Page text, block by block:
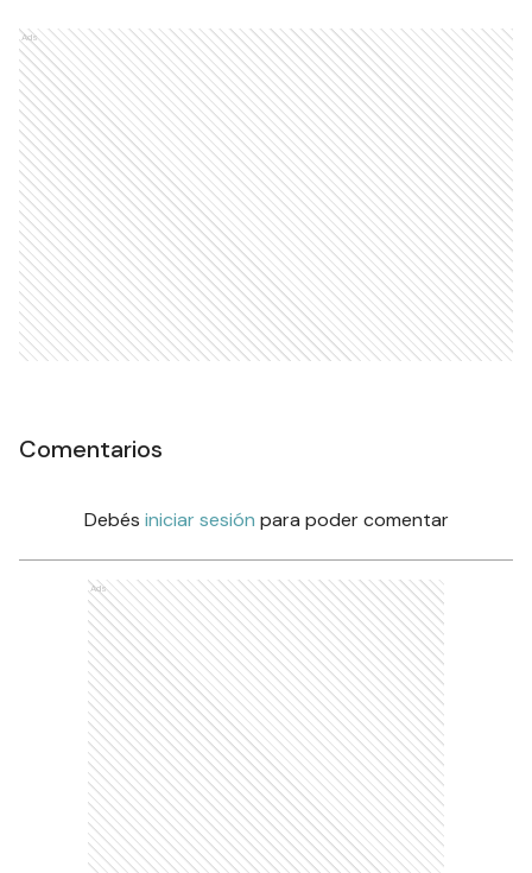
Ads
Comentarios
Debés iniciar sesión para poder comentar
Ads